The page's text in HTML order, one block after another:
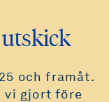
och framåt.
vi gjort före